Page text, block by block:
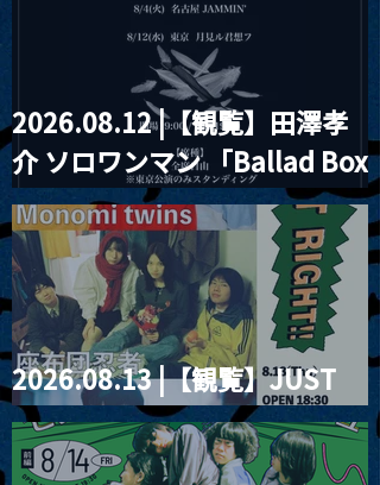
2026.08.12 |【観覧】田澤孝
介 ソロワンマン 「Ballad Box
2026」
2026.08.13 |【観覧】JUST
RIGHT!! vol.26